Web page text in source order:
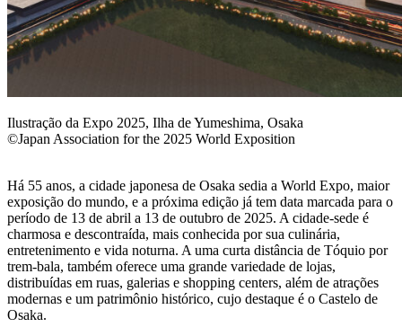
Ilustração da Expo 2025, Ilha de Yumeshima, Osaka
©Japan Association for the 2025 World Exposition
Há 55 anos, a cidade japonesa de Osaka sedia a World Expo, maior
exposição do mundo, e a próxima edição já tem data marcada para o
período de 13 de abril a 13 de outubro de 2025. A cidade-sede é
charmosa e descontraída, mais conhecida por sua culinária,
entretenimento e vida noturna. A uma curta distância de Tóquio por
trem-bala, também oferece uma grande variedade de lojas,
distribuídas em ruas, galerias e shopping centers, além de atrações
modernas e um patrimônio histórico, cujo destaque é o Castelo de
Osaka.